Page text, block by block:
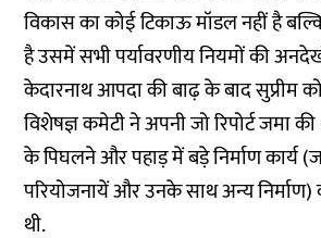
विकास का कोई टिकाऊ मॉडल नहीं है
है उसमें सभी पर्यावरणीय नियमों की
केदारनाथ आपदा की बाढ़ के बाद सुप्रीम
विशेषज्ञ कमेटी ने अपनी जो रिपोर्ट जमा
के पिघलने और पहाड़ में बड़े निर्माण कार्य
परियोजनायें और उनके साथ अन्य
थी.